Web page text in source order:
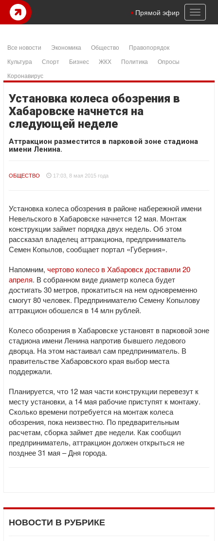
Toggle
Прямой эфир
Все новости Экономика Общество
Правопорядок
Культура
Спорт Бизнес ЖКХ Политика
Опросы
Коронавирус
Установка колеса обозрения в
Хабаровске начнется на
следующей неделе
Аттракцион разместится в парковой зоне стадиона
имени Ленина.
ОБЩЕСТВО 17:03, 8 мая 2015 года
Установка колеса обозрения в районе набережной имени
Невельского в Хабаровске начнется 12 мая. Монтаж
конструкции займет порядка двух недель. Об этом
рассказал владелец аттракциона, предприниматель
Семен Копылов, сообщает портал «Губерния».
Напомним, чертово колесо в Хабаровск доставили 20
апреля. В собранном виде диаметр колеса будет
достигать 30 метров, прокатиться на нем одновременно
смогут 80 человек. Предпринимателю Семену Копылову
аттракцион обошелся в 14 млн рублей.
Колесо обозрения в Хабаровске установят в парковой зоне
стадиона имени Ленина напротив бывшего ледового
дворца. На этом настаивал сам предприниматель. В
правительстве Хабаровского края выбор места
поддержали.
Планируется, что 12 мая части конструкции перевезут к
месту установки, а 14 мая рабочие приступят к монтажу.
Сколько времени потребуется на монтаж колеса
обозрения, пока неизвестно. По предварительным
расчетам, сборка займет две недели. Как сообщил
предприниматель, аттракцион должен открыться не
позднее 31 мая – Дня города.
НОВОСТИ В РУБРИКЕ